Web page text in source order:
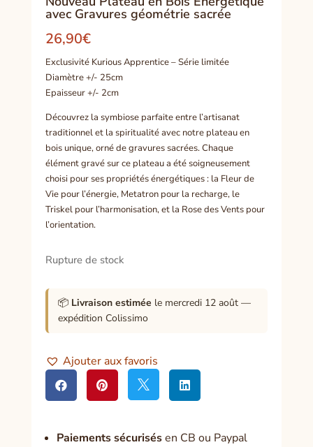
avec Gravures géométrie sacrée
26,90€
Exclusivité Kurious Apprentice – Série limitée
Diamètre +/- 25cm
Epaisseur +/- 2cm
Découvrez la symbiose parfaite entre l’artisanat
traditionnel et la spiritualité avec notre plateau en
bois unique, orné de gravures sacrées. Chaque
élément gravé sur ce plateau a été soigneusement
choisi pour ses propriétés énergétiques : la Fleur de
Vie pour l’énergie, Metatron pour la recharge, le
Triskel pour l’harmonisation, et la Rose des Vents pour
l’orientation.
Rupture de stock
📦 Livraison estimée le mercredi 12 août —
expédition Colissimo
Ajouter aux favoris
   
Paiements sécurisésen CB ou Paypal